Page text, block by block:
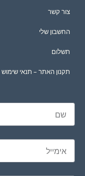
צור קשר
החשבון שלי
תשלום
תקנון האתר – תנאי שימוש